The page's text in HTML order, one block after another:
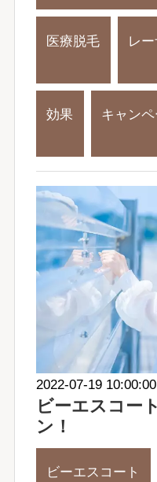
医療脱毛 レ
効果 キャン
2022-07-19 10:00:00
ビーエスコー
ン！
ビーエスコート